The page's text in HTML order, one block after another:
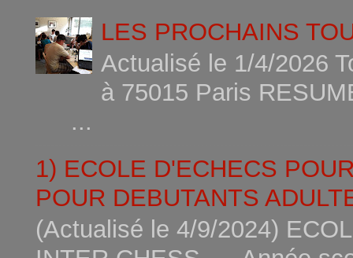
LES PROCHAINS
Actualisé le 1/4/2026
à 75015
...
1) ECOLE D'ECHECS
POUR DEBUTANTS
(Actualisé le 4/9/2024)